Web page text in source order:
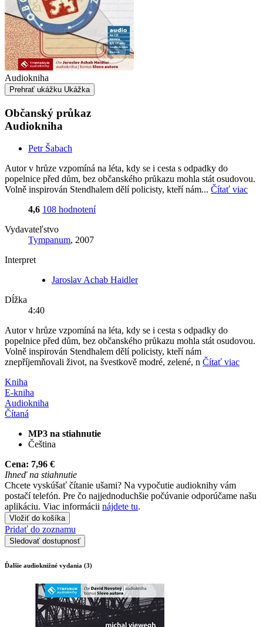
Audiokniha
Prehrať ukážku Ukážka
Občanský průkaz
Audiokniha
Petr Šabach
Autor v hrůze vzpomíná na léta, kdy se i cesta s odpadky do
popelnice před dům, bez občanského průkazu mohla stát osudovou.
Volně inspirován Stendhalem dělí policisty, kteří nám... Čítať viac
4,6 108 hodnotení
Vydavateľstvo
Tympanum, 2007
Interpret
Jaroslav Achab Haidler
Dĺžka
4:40
Autor v hrůze vzpomíná na léta, kdy se i cesta s odpadky do
popelnice před dům, bez občanského průkazu mohla stát osudovou.
Volně inspirován Stendhalem dělí policisty, kteří nám
znepříjemňovali život, na švestkově modré, zelené, n Čítať viac
Kniha
E-kniha
Audiokniha
Čítaná
MP3 na stiahnutie
Čeština
Cena: 7,96 €
Ihneď na stiahnutie
Chcete vyskúšať čítanie ušami? Na vypočutie audioknihy vám
postačí telefón. Pre čo najjednoduchšie počúvanie odporúčame našu
aplikáciu. Viac informácii nájdete tu.
Vložiť do košíka
Pridať do zoznamu
Sledovať dostupnosť
Ďalšie audioknižné vydania (3)